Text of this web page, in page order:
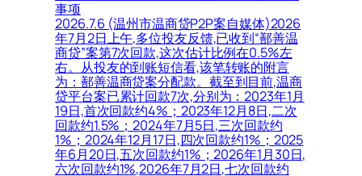
事项
2026.7.6 (温州市温商贷P2P案自媒体)2026
年7月2日上午,多位投友反馈,已收到“鄯善温
商贷”案第7次回款,这次估计比例在0.5%左
右。从投友的到账短信看,该笔转账的附言
为：鄯善温商贷案分配款。截至到目前,温商
贷平台案已累计回款7次,分别为：2023年1月
19日,首次回款约4%；2023年12月8日,二次
回款约1.5%；2024年7月5日,三次回款约
1%；2024年12月17日,四次回款约1%；2025
年6月20日,五次回款约1%；2026年1月30日,
六次回款约1%,2026年7月2日,七次回款约